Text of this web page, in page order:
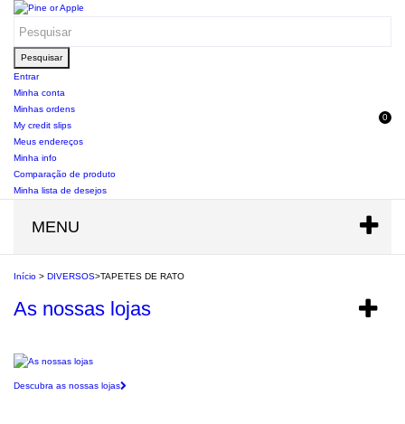
Pesquisar
0
Entrar
Minha conta
Minhas ordens
My credit slips
Meus endereços
Minha info
Comparação de produto
Minha lista de desejos
MENU
Início > DIVERSOS>TAPETES DE RATO
As nossas lojas
Descubra as nossas lojas